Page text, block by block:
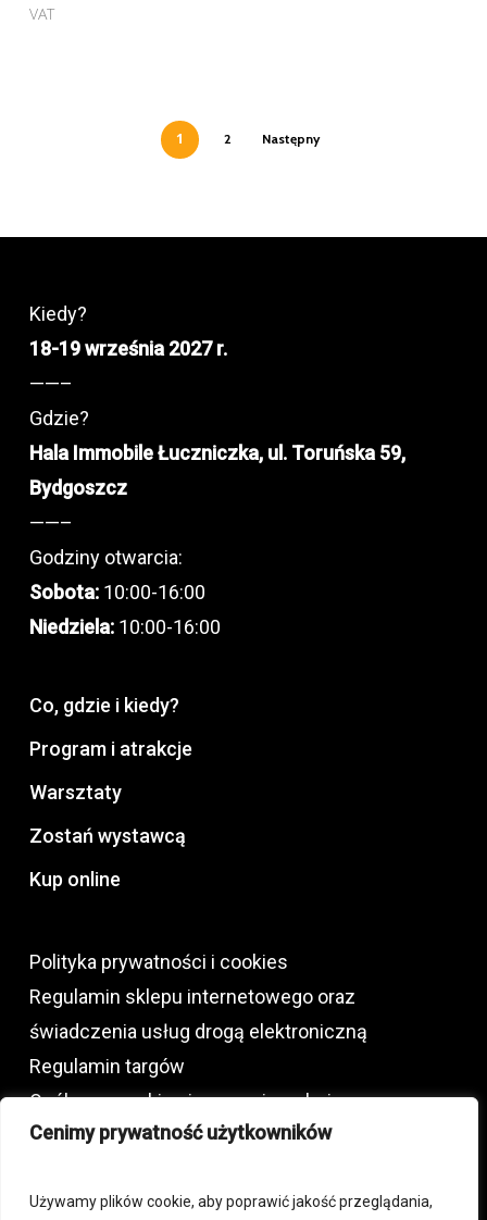
Cenimy prywatność użytkowników
Używamy plików cookie, aby poprawić jakość przeglądania,
VAT
1 2 Następny
Kiedy?
18-19 września 2027 r.
——–
Gdzie?
Hala Immobile Łuczniczka, ul. Toruńska 59,
Bydgoszcz
——–
Godziny otwarcia:
Sobota:10:00-16:00
Niedziela:10:00-16:00
Co, gdzie i kiedy?
Program i atrakcje
Warsztaty
Zostań wystawcą
Kup online
Polityka prywatności i cookies
Regulamin sklepu internetowego oraz
świadczenia usług drogą elektroniczną
Regulamin targów
Ogólne warunki najmu powierzchni
wystawienniczej oraz usług dodatkowych
+48 792 772 230